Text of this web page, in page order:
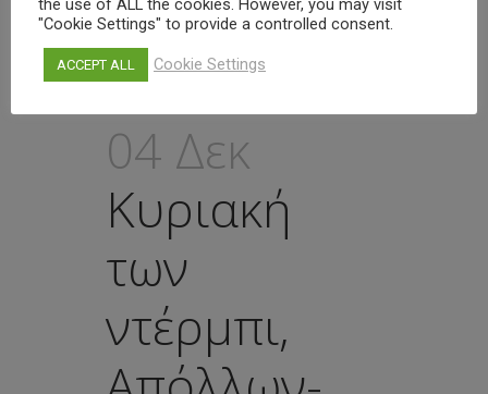
04 Δεκ
Κυριακή
των
ντέρμπι,
"Cookie Settings" to provide a controlled consent.
ACCEPT ALL Cookie Settings